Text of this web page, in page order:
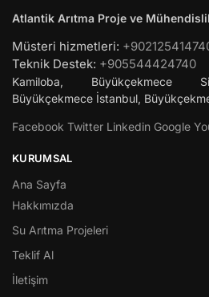
Atlantik Arıtma Proje ve
Müsteri hizmetleri:
Teknik Destek: +905544424740
Kamiloba, Büyükçekmece
Büyükçekmece İstanbul,
Facebook Twitter Linkedin Google
KURUMSAL
Ana Sayfa
Hakkımızda
Su Arıtma Projeleri
Teklif Al
İletişim